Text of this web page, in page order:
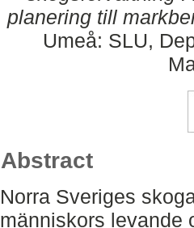
planering till
Umeå: SLU,
Abstract
Norra Sveriges
människors levande